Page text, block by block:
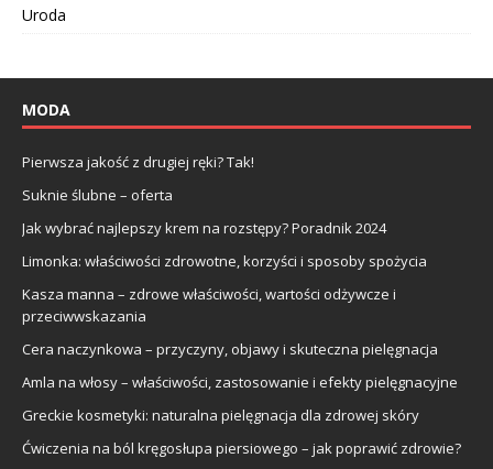
Uroda
MODA
Pierwsza jakość z drugiej ręki? Tak!
Suknie ślubne – oferta
Jak wybrać najlepszy krem na rozstępy? Poradnik 2024
Limonka: właściwości zdrowotne, korzyści i sposoby spożycia
Kasza manna – zdrowe właściwości, wartości odżywcze i
przeciwwskazania
Cera naczynkowa – przyczyny, objawy i skuteczna pielęgnacja
Amla na włosy – właściwości, zastosowanie i efekty pielęgnacyjne
Greckie kosmetyki: naturalna pielęgnacja dla zdrowej skóry
Ćwiczenia na ból kręgosłupa piersiowego – jak poprawić zdrowie?